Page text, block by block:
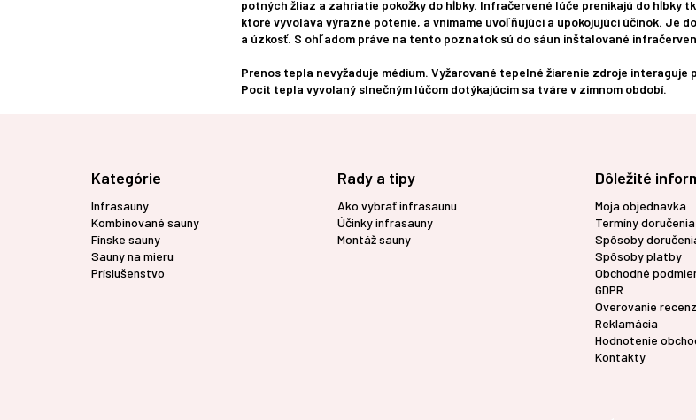
potných žliaz a zahriatie pokožky do hĺbky. Infračervené lúče prenikajú do hĺbky
ktoré vyvoláva výrazné potenie, a vnímame uvoľňujúci a upokojujúci účinok. Je
a úzkosť. S ohľadom práve na tento poznatok sú do sáun inštalované
Prenos tepla nevyžaduje médium. Vyžarované tepelné žiarenie zdroje interaguje
Pocit tepla vyvolaný slnečným lúčom dotýkajúcim sa tváre v zimnom období.
Kategórie
Infrasauny
Kombinované sauny
Fínske sauny
Sauny na mieru
Príslušenstvo
Rady a tipy
Ako vybrať infrasaunu
Účinky infrasauny
Montáž sauny
Dôležité
Moja objednavka
Termíny doručenia
Spôsoby
Spôsoby platby
Obchodné
GDPR
Overovanie
Reklamácia
Hodnotenie
Kontakty